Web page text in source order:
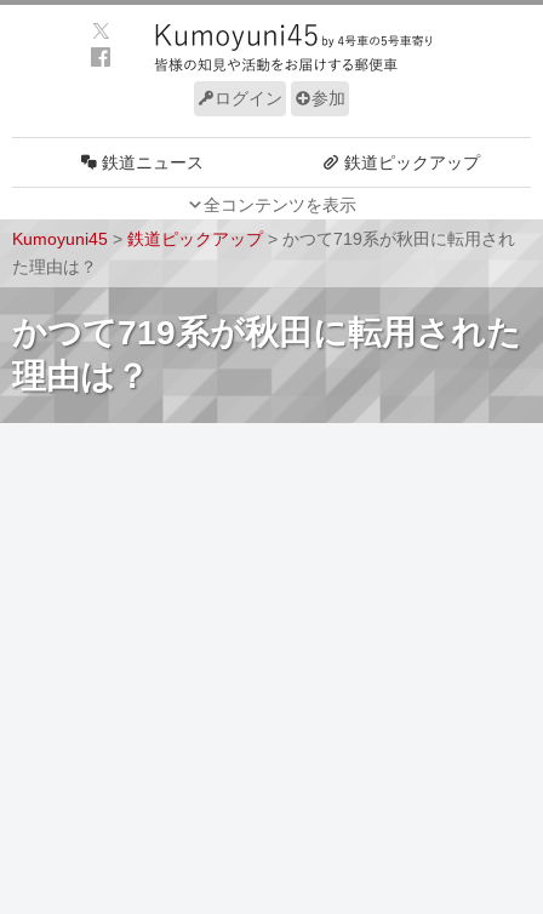
ログイン 参加
全コンテンツを表示
鉄道ニュース 鉄道ピックアップ
Kumoyuni45 > 鉄道ピックアップ> かつて719系が秋田に転用され
た理由は？
かつて719系が秋田に転用された
理由は？